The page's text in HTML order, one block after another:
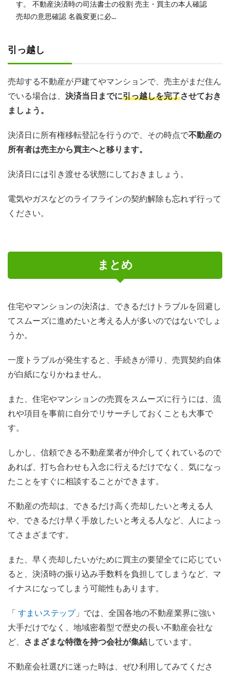
す。 不動産決済時の司法書士の役割 売主・買主の本人確認
売却の意思確認 名義変更に必...
引っ越し
売却する不動産が戸建てやマンションで、売主がまだ住ん
でいる場合は、 決済当日までに引っ越しを完了させておき
ましょう。
決済日に所有権移転登記を行うので、その時点で不動産の
所有者は売主から買主へと移ります。
決済日には引き渡せる状態にしておきましょう。
電気やガスなどのライフラインの契約解除も忘れず行って
ください。
まとめ
住宅やマンションの決済は、できるだけトラブルを回避し
てスムーズに進めたいと考える人が多いのではないでしょ
うか。
一度トラブルが発生すると、手続きが滞り、売買契約自体
が白紙になりかねません。
また、住宅やマンションの売買をスムーズに行うには、流
れや項目を事前に自分でリサーチしておくことも大事で
す。
しかし、信頼できる不動産業者が仲介してくれているので
あれば、打ち合わせも入念に行えるだけでなく、気になっ
たことをすぐに相談することができます。
不動産の売却は、できるだけ高く売却したいと考える人
や、できるだけ早く手放したいと考える人など、人によっ
てさまざまです。
また、早く売却したいがために買主の要望全てに応じてい
ると、決済時の振り込み手数料を負担してしまうなど、マ
イナスになってしまう可能性もあります。
「 すまいステップ 」では、全国各地の不動産業界に強い
大手だけでなく、地域密着型で歴史の長い不動産会社な
ど、
さまざまな特徴を持つ会社が集結しています。
不動産会社選びに迷った時は、ぜひ利用してみてくださ